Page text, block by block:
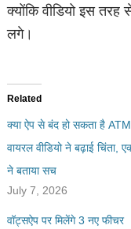
क्योंकि वीडियो इस तरह
लगे।
Related
क्या ऐप से बंद हो सकता है
वायरल वीडियो ने बढ़ाई चिंता,
ने बताया सच
July 7, 2026
वॉट्सऐप पर मिलेंगे 3 नए फीचर